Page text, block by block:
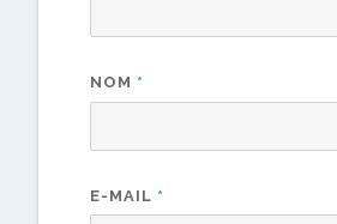
NOM *
E-MAIL *